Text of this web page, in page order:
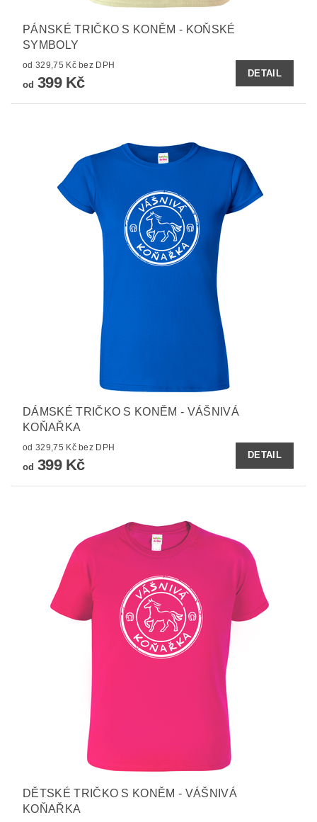
PÁNSKÉ TRIČKO S KONĚM - KOŇSKÉ
SYMBOLY
od 329,75 Kč bez DPH
od 399 Kč
DETAIL
DÁMSKÉ TRIČKO S KONĚM - VÁŠNIVÁ
KOŇAŘKA
od 329,75 Kč bez DPH
od 399 Kč
DETAIL
DĚTSKÉ TRIČKO S KONĚM - VÁŠNIVÁ
KOŇAŘKA